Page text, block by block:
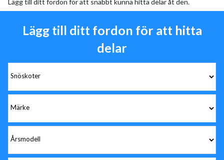
Lägg till ditt fordon för att snabbt kunna hitta delar åt den.
Lägg till ditt fordon för att hitta
delar